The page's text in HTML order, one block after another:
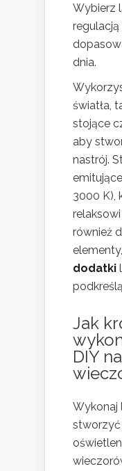
Wybierz
regulacją
dnia.
światła,
stojące
aby
nastrój.
3000 K),
również
dodatki
Jak
DIY
Wykonaj